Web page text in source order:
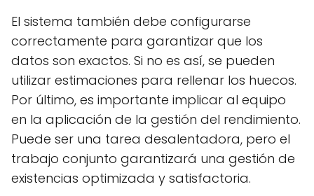
El sistema también debe configurarse
correctamente para garantizar que los
datos son exactos. Si no es así, se pueden
utilizar estimaciones para rellenar los huecos.
Por último, es importante implicar al equipo
en la aplicación de la gestión del rendimiento.
Puede ser una tarea desalentadora, pero el
trabajo conjunto garantizará una gestión de
existencias optimizada y satisfactoria.